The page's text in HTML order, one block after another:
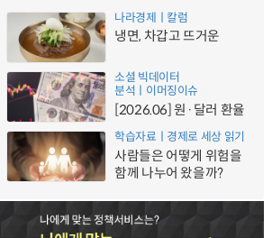
나라경제ㅣ칼럼
냉면, 차갑고 뜨거운
소셜 빅데이터
분석ㅣ이머징이슈
[2026.06] 원·달러 환율
학습자료ㅣ경제로 세상 읽기
사람들은 어떻게 위험을
함께 나누어 왔을까?